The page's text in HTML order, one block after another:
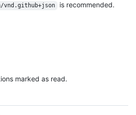
is recommended.
marked as read.